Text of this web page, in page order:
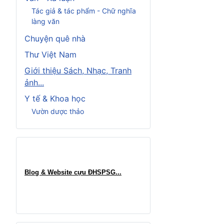
Tác giả & tác phẩm - Chữ nghĩa
làng văn
Chuyện quê nhà
Thư Việt Nam
Giới thiệu Sách, Nhạc, Tranh
ảnh...
Y tế & Khoa học
Vườn dược thảo
Blog & Website cựu ĐHSPSG...